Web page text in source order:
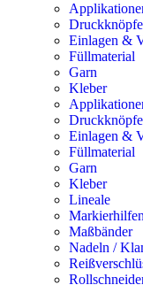
Druckknöpfe
Einlagen &
Füllmaterial
Garn
Kleber
Druckknöpfe
Einlagen &
Füllmaterial
Garn
Kleber
Lineale
Markierhilfen
Maßbänder
Nadeln /